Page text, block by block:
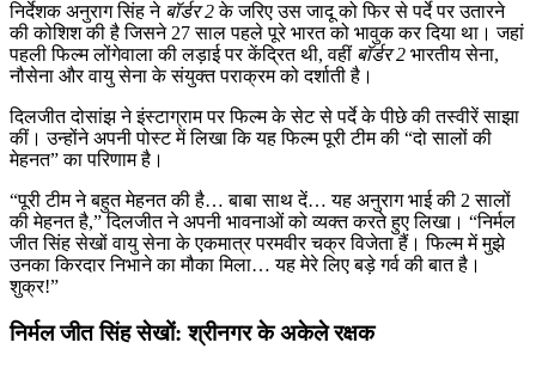
निर्देशक अनुराग सिंह ने बॉर्डर 2के जरिए उस जादू को फिर से पर्दे पर उतारने
की कोशिश की है जिसने 27 साल पहले पूरे भारत को भावुक कर दिया था। जहां
पहली फिल्म लोंगेवाला की लड़ाई पर केंद्रित थी, वहीं बॉर्डर 2 भारतीय सेना,
नौसेना और वायु सेना के संयुक्त पराक्रम को दर्शाती है।
दिलजीत दोसांझ ने इंस्टाग्राम पर फिल्म के सेट से पर्दे के पीछे की तस्वीरें साझा
कीं। उन्होंने अपनी पोस्ट में लिखा कि यह फिल्म पूरी टीम की “दो सालों की
मेहनत” का परिणाम है।
“पूरी टीम ने बहुत मेहनत की है… बाबा साथ दें… यह अनुराग भाई की 2 सालों
की मेहनत है,” दिलजीत ने अपनी भावनाओं को व्यक्त करते हुए लिखा। “निर्मल
जीत सिंह सेखों वायु सेना के एकमात्र परमवीर चक्र विजेता हैं। फिल्म में मुझे
उनका किरदार निभाने का मौका मिला… यह मेरे लिए बड़े गर्व की बात है।
शुक्र!”
निर्मल जीत सिंह सेखों: श्रीनगर के अकेले रक्षक